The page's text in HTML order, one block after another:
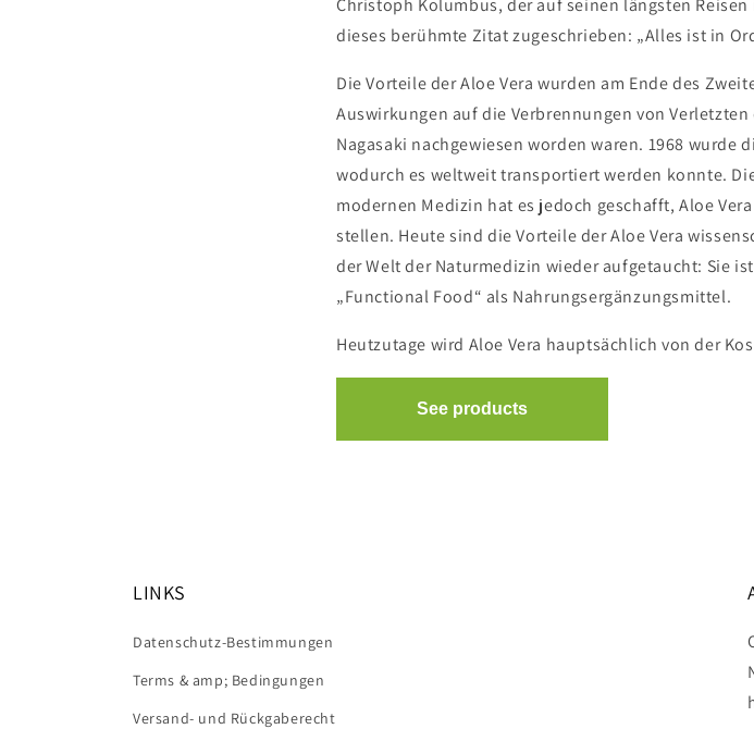
Christoph Kolumbus, der auf seinen längsten
dieses berühmte Zitat zugeschrieben: „Alles ist in
Die Vorteile der Aloe Vera wurden am Ende des
Auswirkungen auf die Verbrennungen von
Nagasaki nachgewiesen worden waren. 1968 wurde
wodurch es weltweit transportiert werden konnte.
modernen Medizin hat es jedoch geschafft, Aloe
stellen. Heute sind die Vorteile der Aloe Vera
der Welt der Naturmedizin wieder aufgetaucht: Sie
„Functional Food“ als Nahrungsergänzungsmittel.
Heutzutage wird Aloe Vera hauptsächlich von der
LINKS
Datenschutz-Bestimmungen
Terms & amp; Bedingungen
Versand- und Rückgaberecht